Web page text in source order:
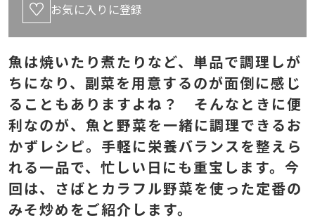
お気に入りに登録
魚は焼いたり煮たりなど、単品で調理しが
ちになり、副菜を用意するのが面倒に感じ
ることもありますよね？ そんなときに便
利なのが、魚と野菜を一緒に調理できるお
かずレシピ。手軽に栄養バランスを整えら
れる一品で、忙しい日にも重宝します。今
回は、さばとカラフル野菜を使った定番の
みそ炒めをご紹介します。